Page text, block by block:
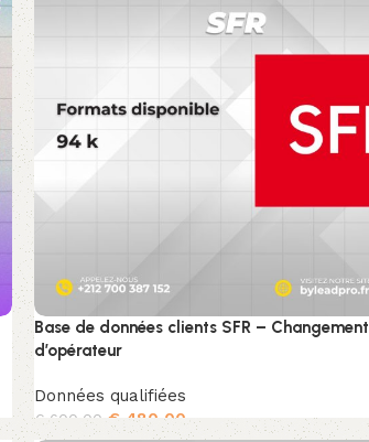
Base de données clients SFR – Changement
d’opérateur
Données qualifiées
€ 600,00 € 480,00